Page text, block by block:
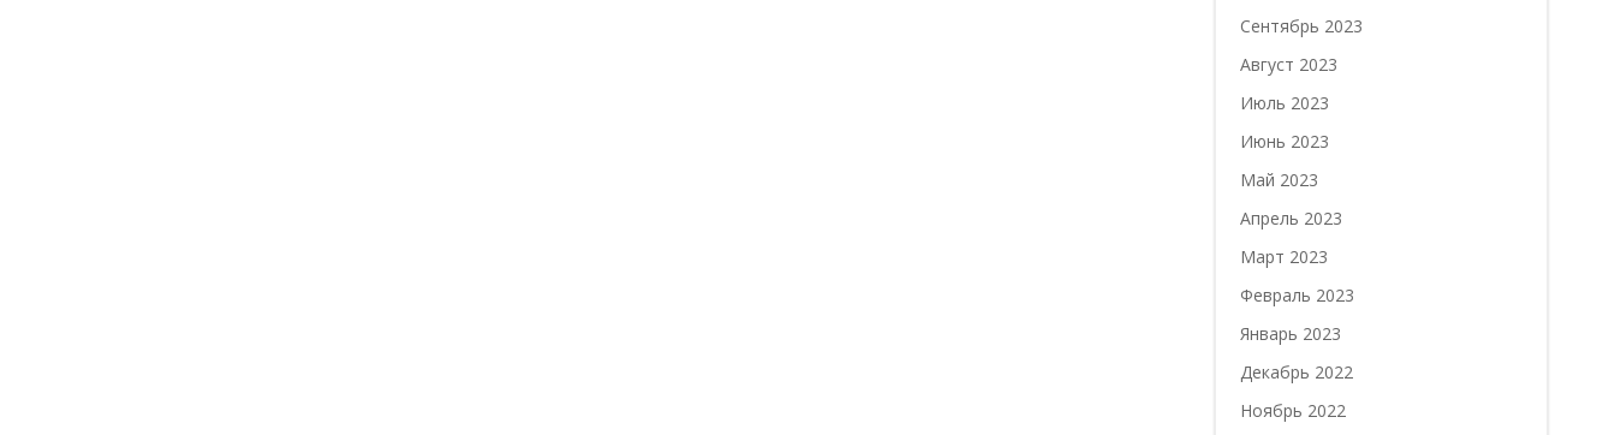
Сентябрь 2023
Август 2023
Июль 2023
Июнь 2023
Май 2023
Апрель 2023
Март 2023
Февраль 2023
Январь 2023
Декабрь 2022
Ноябрь 2022